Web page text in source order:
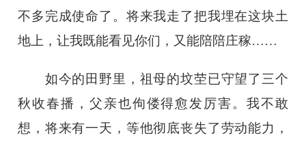
不多完成使命了。将来我走了把我埋在这块土
地上，让我既能看见你们，又能陪陪庄稼……
如今的田野里，祖母的坟茔已守望了三个
秋收春播，父亲也佝偻得愈发厉害。我不敢
想，将来有一天，等他彻底丧失了劳动能力，